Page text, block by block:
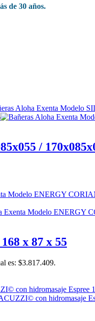
de 30 años.
/
x 87 x 55
es: $3.817.409.